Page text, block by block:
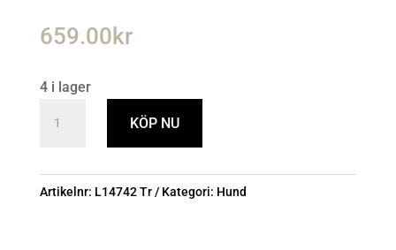
659.00kr
4 i lager
KÖP NU
Artikelnr: L14742 Tr Kategori: Hund